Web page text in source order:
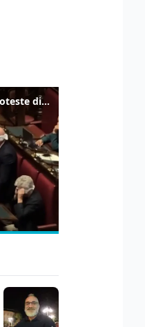
Delmastro, negato l'uso delle chat: le proteste di Avs e M5s